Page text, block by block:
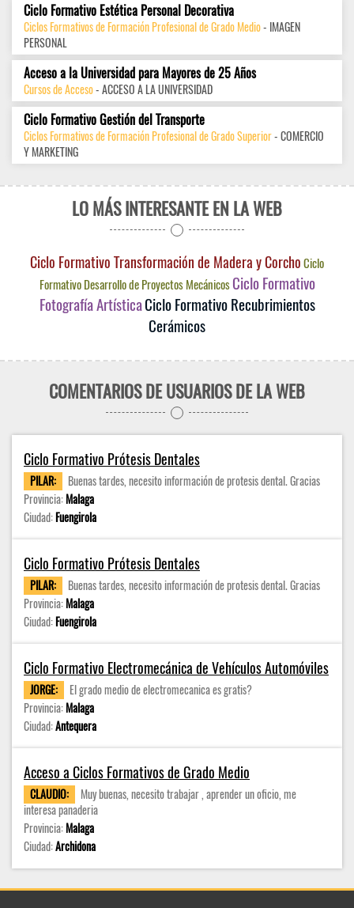
Ciclo Formativo Estética Personal Decorativa
Ciclos Formativos de Formación Profesional de Grado Medio- IMAGEN
PERSONAL
Acceso a la Universidad para Mayores de 25 Años
Cursos de Acceso- ACCESO A LA UNIVERSIDAD
Ciclo Formativo Gestión del Transporte
Ciclos Formativos de Formación Profesional de Grado Superior- COMERCIO
Y MARKETING
LO MÁS INTERESANTE EN LA WEB
Ciclo Formativo Transformación de Madera y CorchoCiclo
Formativo Desarrollo de Proyectos Mecánicos Ciclo Formativo
Fotografía ArtísticaCiclo Formativo Recubrimientos
Cerámicos
COMENTARIOS DE USUARIOS DE LA WEB
Ciclo Formativo Prótesis Dentales
PILAR:
Buenas tardes, necesito información de protesis dental. Gracias
Provincia:Malaga
Ciudad:Fuengirola
Ciclo Formativo Prótesis Dentales
PILAR:
Buenas tardes, necesito información de protesis dental. Gracias
Provincia:Malaga
Ciudad:Fuengirola
Ciclo Formativo Electromecánica de Vehículos Automóviles
JORGE:
El grado medio de electromecanica es gratis?
Provincia:Malaga
Ciudad:Antequera
Acceso a Ciclos Formativos de Grado Medio
CLAUDIO:
Muy buenas, necesito trabajar , aprender un oficio, me
interesa panaderia
Provincia:Malaga
Ciudad:Archidona